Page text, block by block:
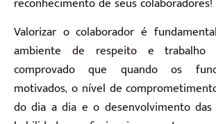
Valorizar o colaborador é
ambiente de respeito e trabalho
comprovado que quando os
motivados, o nível de
do dia a dia e o desenvolvimento das